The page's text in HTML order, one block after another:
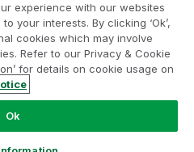
ニティ
Legal Policies
約
International AB.無断複写・
experience with our websites
your interests. By clicking ‘Ok’,
cookies which may involve
Refer to our Privacy & Cookie
for details on cookie usage on
Ok